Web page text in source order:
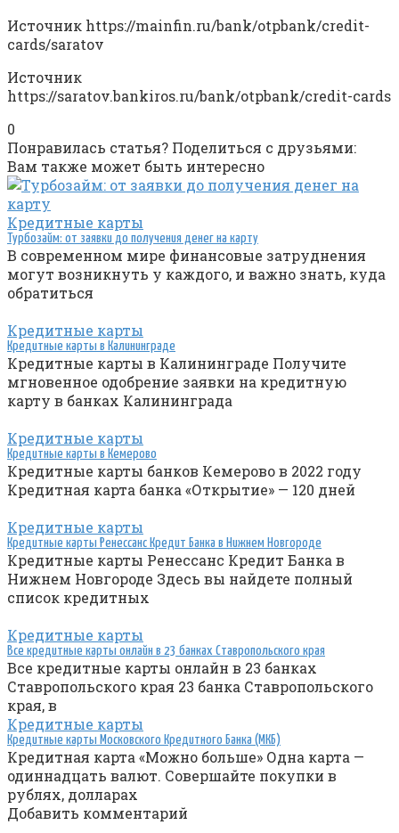
Источник https://mainfin.ru/bank/otpbank/credit-
cards/saratov
Источник
https://saratov.bankiros.ru/bank/otpbank/credit-cards
0
Понравилась статья? Поделиться с друзьями:
Вам также может быть интересно
Кредитные карты
Турбозайм: от заявки до получения денег на карту
В современном мире финансовые затруднения
могут возникнуть у каждого, и важно знать, куда
обратиться
Кредитные карты
Кредитные карты в Калининграде
Кредитные карты в Калининграде Получите
мгновенное одобрение заявки на кредитную
карту в банках Калининграда
Кредитные карты
Кредитные карты в Кемерово
Кредитные карты банков Кемерово в 2022 году
Кредитная карта банка «Открытие» — 120 дней
Кредитные карты
Кредитные карты Ренессанс Кредит Банка в Нижнем Новгороде
Кредитные карты Ренессанс Кредит Банка в
Нижнем Новгороде Здесь вы найдете полный
список кредитных
Кредитные карты
Все кредитные карты онлайн в 23 банках Ставропольского края
Все кредитные карты онлайн в 23 банках
Ставропольского края 23 банка Ставропольского
края, в
Кредитные карты
Кредитные карты Московского Кредитного Банка (МКБ)
Кредитная карта «Можно больше» Одна карта —
одиннадцать валют. Совершайте покупки в
рублях, долларах
Добавить комментарий